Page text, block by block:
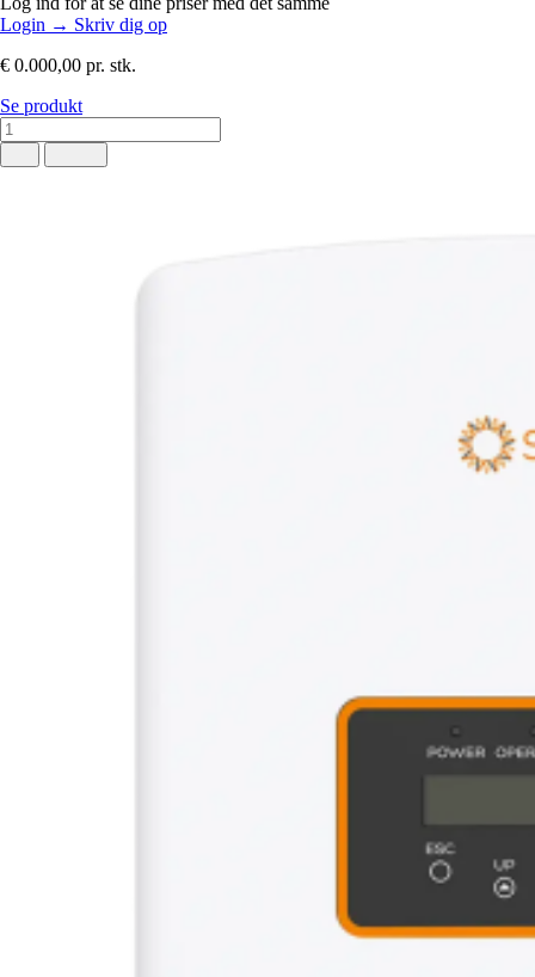
Login → Skriv dig op
€ 0.000,00 pr. stk.
Se produkt